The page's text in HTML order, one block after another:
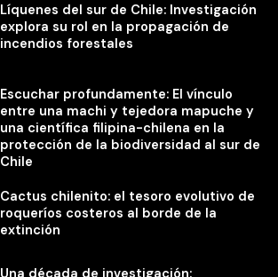
Líquenes del sur de Chile: Investigación
explora su rol en la propagación de
incendios forestales
Escuchar profundamente: El vínculo
entre una machi y tejedora mapuche y
una científica filipina-chilena en la
protección de la biodiversidad al sur de
Chile
Cactus chilenito: el tesoro evolutivo de
roqueríos costeros al borde de la
extinción